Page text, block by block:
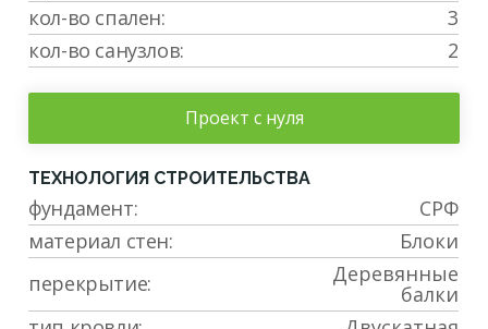
кол-во спален:
3
кол-во санузлов:
2
Проект с нуля
ТЕХНОЛОГИЯ СТРОИТЕЛЬСТВА
фундамент:
СРФ
материал стен:
Блоки
перекрытие:
Деревянные
балки